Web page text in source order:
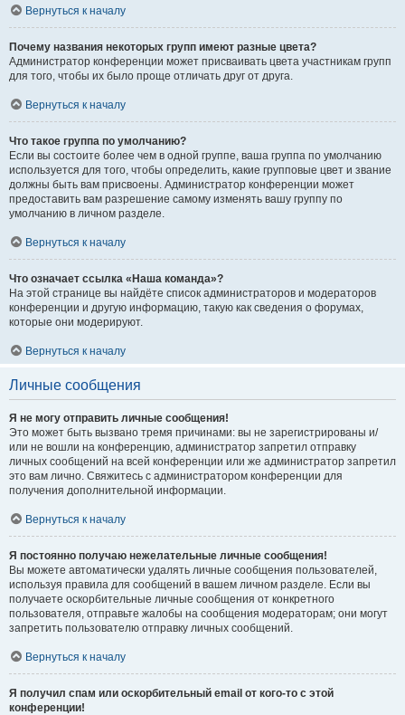
Вернуться к началу
Почему названия некоторых групп имеют разные цвета?
Администратор конференции может присваивать цвета участникам групп
для того, чтобы их было проще отличать друг от друга.
Вернуться к началу
Что такое группа по умолчанию?
Если вы состоите более чем в одной группе, ваша группа по умолчанию
используется для того, чтобы определить, какие групповые цвет и звание
должны быть вам присвоены. Администратор конференции может
предоставить вам разрешение самому изменять вашу группу по
умолчанию в личном разделе.
Вернуться к началу
Что означает ссылка «Наша команда»?
На этой странице вы найдёте список администраторов и модераторов
конференции и другую информацию, такую как сведения о форумах,
которые они модерируют.
Вернуться к началу
Личные сообщения
Я не могу отправить личные сообщения!
Это может быть вызвано тремя причинами: вы не зарегистрированы и/
или не вошли на конференцию, администратор запретил отправку
личных сообщений на всей конференции или же администратор запретил
это вам лично. Свяжитесь с администратором конференции для
получения дополнительной информации.
Вернуться к началу
Я постоянно получаю нежелательные личные сообщения!
Вы можете автоматически удалять личные сообщения пользователей,
используя правила для сообщений в вашем личном разделе. Если вы
получаете оскорбительные личные сообщения от конкретного
пользователя, отправьте жалобы на сообщения модераторам; они могут
запретить пользователю отправку личных сообщений.
Вернуться к началу
Я получил спам или оскорбительный email от кого-то с этой
конференции!